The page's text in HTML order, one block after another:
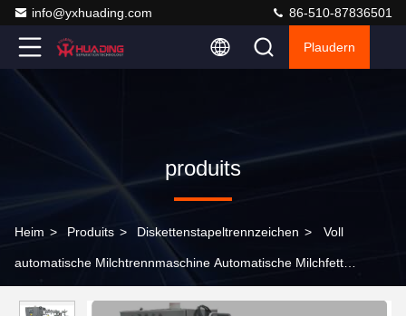
info@yxhuading.com 86-510-87836501
Plaudern
produits
Heim > Produits > Diskettenstapeltrennzeichen > Voll
automatische Milchtrennmaschine Automatische Milchfett